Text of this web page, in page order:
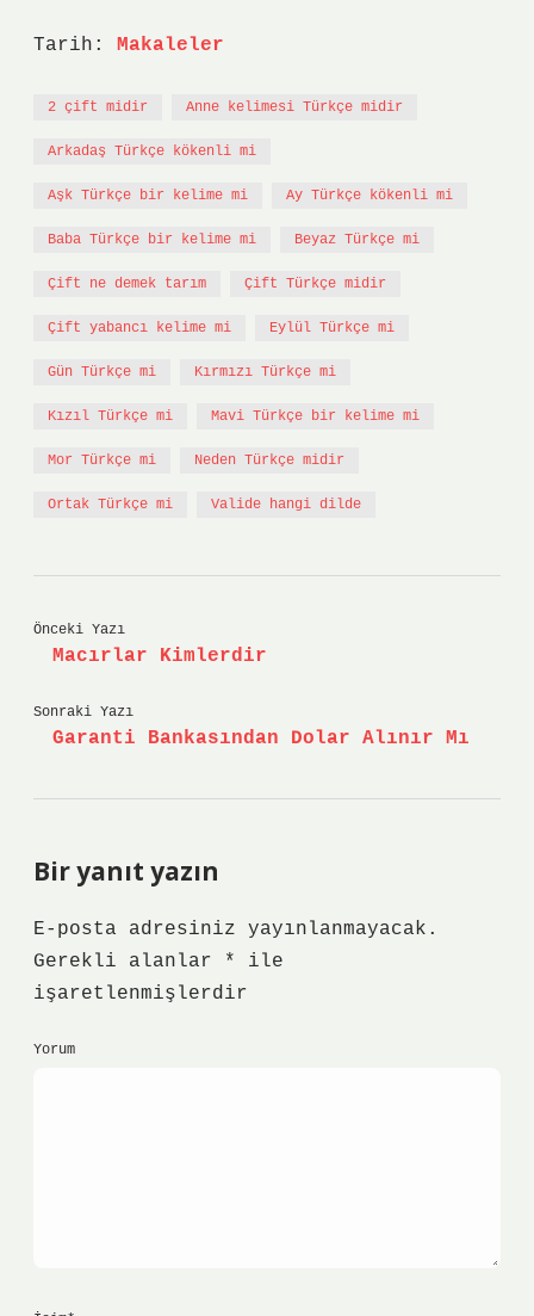
Tarih: Makaleler
2 çift midir Anne kelimesi Türkçe midir
Arkadaş Türkçe kökenli mi
Aşk Türkçe bir kelime mi Ay Türkçe kökenli mi
Baba Türkçe bir kelime mi Beyaz Türkçe mi
Çift ne demek tarım Çift Türkçe midir
Çift yabancı kelime mi Eylül Türkçe mi
Gün Türkçe mi Kırmızı Türkçe mi
Kızıl Türkçe mi Mavi Türkçe bir kelime mi
Mor Türkçe mi Neden Türkçe midir
Ortak Türkçe mi Valide hangi dilde
Önceki Yazı
Macırlar Kimlerdir
Sonraki Yazı
Garanti Bankasından Dolar Alınır Mı
Bir yanıt yazın
E-posta adresiniz yayınlanmayacak.
Gerekli alanlar
*
ile
işaretlenmişlerdir
Yorum